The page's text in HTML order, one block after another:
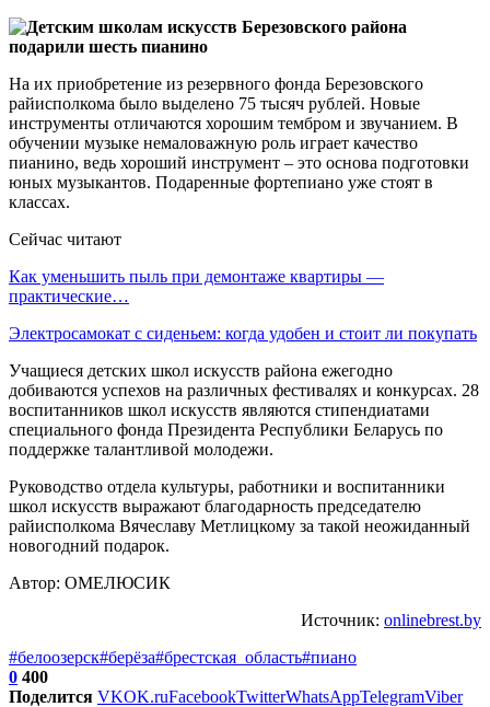
На их приобретение из резервного фонда Березовского
райисполкома было выделено 75 тысяч рублей. Новые
инструменты отличаются хорошим тембром и звучанием. В
обучении музыке немаловажную роль играет качество
пианино, ведь хороший инструмент – это основа подготовки
юных музыкантов. Подаренные фортепиано уже стоят в
классах.
Сейчас читают
Как уменьшить пыль при демонтаже квартиры —
практические…
Электросамокат с сиденьем: когда удобен и стоит ли покупать
Учащиеся детских школ искусств района ежегодно
добиваются успехов на различных фестивалях и конкурсах. 28
воспитанников школ искусств являются стипендиатами
специального фонда Президента Республики Беларусь по
поддержке талантливой молодежи.
Руководство отдела культуры, работники и воспитанники
школ искусств выражают благодарность председателю
райисполкома Вячеславу Метлицкому за такой неожиданный
новогодний подарок.
Автор: ОМЕЛЮСИК
Источник: onlinebrest.by
#белоозерск#берёза#брестская_область#пиано
0 400
Поделится VKOK.ruFacebookTwitterWhatsAppTelegramViber